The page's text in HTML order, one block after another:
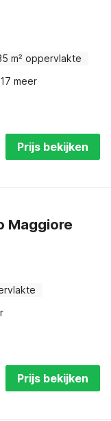
m² oppervlakte
17 meer
Prijs bekijken
Maggiore
Prijs bekijken